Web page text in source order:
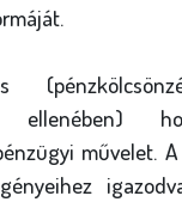
ellenében)
művelet.